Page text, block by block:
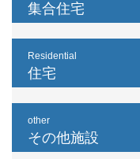
集合住宅
Residential
住宅
other
その他施設